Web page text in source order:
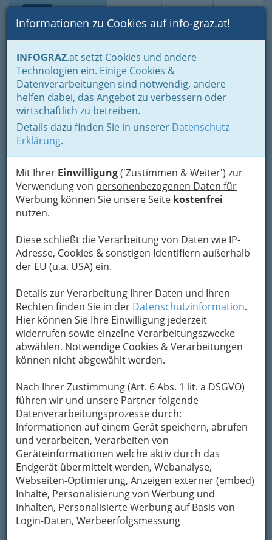
Suche Login Toggle
Informationen zu Cookies auf info-graz.at!
INFOGRAZ.at setzt Cookies und andere
Technologien ein. Einige Cookies &
Datenverarbeitungen sind notwendig, andere
helfen dabei, das Angebot zu verbessern oder
wirtschaftlich zu betreiben.
Details dazu finden Sie in unserer Datenschutz
Erklärung.
Mit Ihrer Einwilligung('Zustimmen & Weiter') zur
Verwendung von personenbezogenen Daten für
Werbung können Sie unsere Seite kostenfrei
nutzen.
Diese schließt die Verarbeitung von Daten wie IP-
Adresse, Cookies & sonstigen Identifiern außerhalb
der EU (u.a. USA) ein.
Details zur Verarbeitung Ihrer Daten und Ihren
Rechten finden Sie in der Datenschutzinformation.
Hier können Sie Ihre Einwilligung jederzeit
widerrufen sowie einzelne Verarbeitungszwecke
abwählen. Notwendige Cookies & Verarbeitungen
können nicht abgewählt werden.
Nach Ihrer Zustimmung (Art. 6 Abs. 1 lit. a DSGVO)
führen wir und unsere Partner folgende
Datenverarbeitungsprozesse durch:
Informationen auf einem Gerät speichern, abrufen
und verarbeiten, Verarbeiten von
Geräteinformationen welche aktiv durch das
Endgerät übermittelt werden, Webanalyse,
Webseiten-Optimierung, Anzeigen externer (embed)
Inhalte, Personalisierung von Werbung und
Inhalten, Personalisierte Werbung auf Basis von
Login-Daten, Werbeerfolgsmessung
Home Branchen
Hubert Auer
Betriebsgesellschaft mbH &
Co KG
Anton.Kleinoscheg-Straße 1 Gösting II, 8010 Graz
+43 05 96 69-248
Karte
Karte anzeigen
Kontaktaufnahme
Um die Info-Graz Firmenvor Spam-Mails zu
bewahren, verwenden wir an dieser Stelle zur
Übermittlung Ihrer Nachricht ein sicheres
Formular. Ihre Nachricht wird nach dem
Absenden umgehend per Mail an das
Unternehmen Hubert Auer Betriebsgesellschaft
Mein Name
Meine Email Adresse
Mein Betreff
Meine Nachricht